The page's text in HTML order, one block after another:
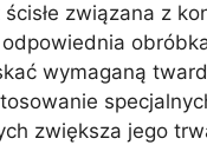
związana z
odpowiednia
wymaganą
zwiększa jego